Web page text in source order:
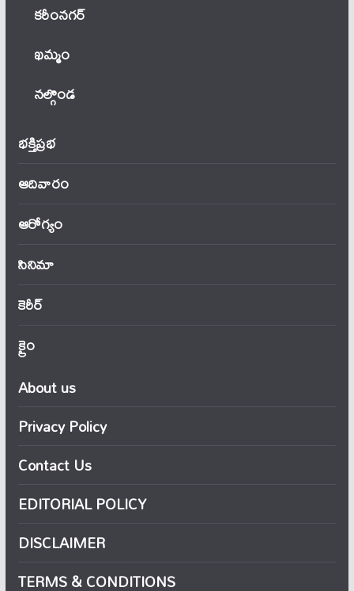
కరీంనగర్
ఖ‌మ్మం
నల్గొండ
భక్తిప్రభ
ఆదివారం
ఆరోగ్యం
సినిమా
కెరీర్
క్రైం
About us
Privacy Policy
Contact Us
EDITORIAL POLICY
DISCLAIMER
TERMS & CONDITIONS